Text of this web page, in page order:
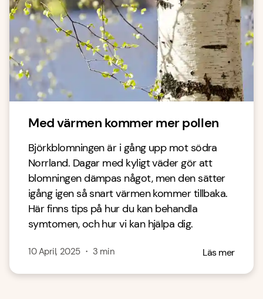
Med värmen kommer mer pollen
Björkblomningen är i gång upp mot södra
Norrland. Dagar med kyligt väder gör att
blomningen dämpas något, men den sätter
igång igen så snart värmen kommer tillbaka.
Här finns tips på hur du kan behandla
symtomen, och hur vi kan hjälpa dig.
10 April, 2025・ 3 min Läs mer